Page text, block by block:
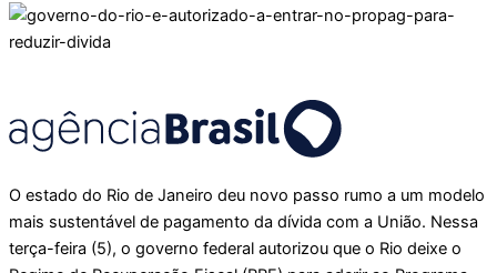
O estado do Rio de Janeiro deu novo passo rumo a um modelo
mais sustentável de pagamento da dívida com a União. Nessa
terça-feira (5), o governo federal autorizou que o Rio deixe o